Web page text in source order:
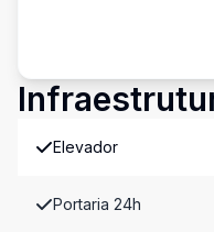
Elevador
Portaria 24h